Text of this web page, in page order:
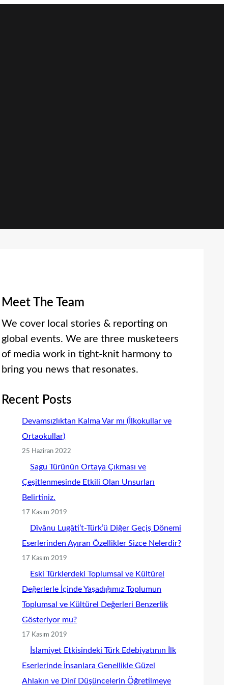
Meet The Team
We cover local stories & reporting on
global events. We are three musketeers
of media work in tight-knit harmony to
bring you news that resonates.
Recent Posts
Devamsızlıktan Kalma Var mı (İlkokullar ve
Ortaokullar)
25 Haziran 2022
Sagu Türünün Ortaya Çıkması ve
Çeşitlenmesinde Etkili Olan Unsurları
Belirtiniz.
17 Kasım 2019
Dîvânu Lugâti’t-Türk’ü Diğer Geçiş Dönemi
Eserlerinden Ayıran Özellikler Sizce Nelerdir?
17 Kasım 2019
Eski Türklerdeki Toplumsal ve Kültürel
Değerlerle İçinde Yaşadığımız Toplumun
Toplumsal ve Kültürel Değerleri Benzerlik
Gösteriyor mu?
17 Kasım 2019
İslamiyet Etkisindeki Türk Edebiyatının İlk
Eserlerinde İnsanlara Genellikle Güzel
Ahlakın ve Dinî Düşüncelerin Öğretilmeye